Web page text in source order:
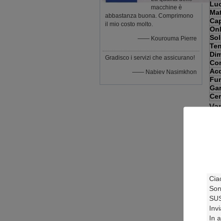
macchine è
abbastanza buona. Comprimono
il mio costo molto.
—— Kourouma Pierre
Gradisco i servizi che assicurano!
—— Nabiev Nasimkhon
Il
di